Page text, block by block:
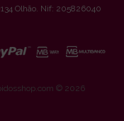
Olhão. Nif: 205826040
© 2026